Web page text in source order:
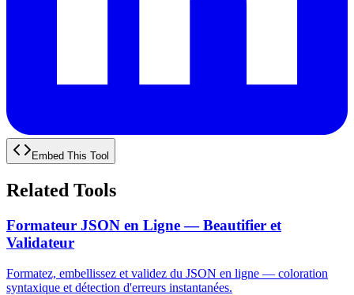
Embed This Tool
Related Tools
Formateur JSON en Ligne — Beautifier et
Validateur
Formatez, embellissez et validez du JSON en ligne — coloration
syntaxique et détection d'erreurs instantanées.